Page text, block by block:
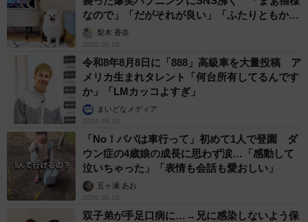
なので」「だがそれが良い」「ふたりともかわ
いいね」
梨木 香奈
2026.08.10
令和8年8月8日に「888」高級車を大量投稿 ア
メリカ生まれタレント「何台所有してるんです
か」「LMカッコよすぎ」
まいどなメディア
2026.08.10
「No！パパは車行って」初めて1人で登園 ダ
ウン症の4歳娘の成長に思わず涙…「感動して
泣いちゃった」「表情も会話も愛おしい」
五ヶ瀬 あお
2026.08.10
双子弟が手足口病に…→兄に感染しないよう保